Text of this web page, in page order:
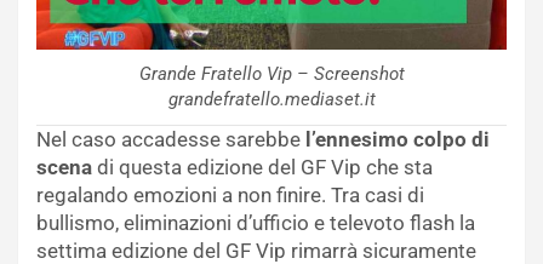
Grande Fratello Vip – Screenshot
grandefratello.mediaset.it
Nel caso accadesse sarebbe l’ennesimo colpo di
scena di questa edizione del GF Vip che sta
regalando emozioni a non finire. Tra casi di
bullismo, eliminazioni d’ufficio e televoto flash la
settima edizione del GF Vip rimarrà sicuramente